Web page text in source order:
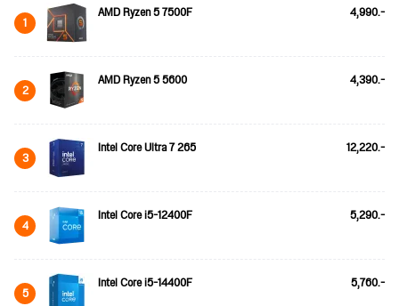
1 AMD Ryzen 5 7500F 4,990.-
2 AMD Ryzen 5 5600 4,390.-
3 Intel Core Ultra 7 265 12,220.-
4 Intel Core i5-12400F 5,290.-
5 Intel Core i5-14400F 5,760.-